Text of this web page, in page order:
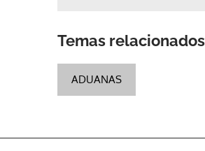
Temas relacionados
ADUANAS